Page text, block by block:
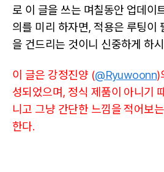
로 이 글을 쓰는 며칠동안 업데이
의를 미리 하자면, 적용은 루팅이
을 건드리는 것이니 신중하게 하
이 글은 강정진양 (@Ryuwoonn)
성되었으며, 정식 제품이 아니기
니고 그냥 간단한 느낌을 적어보
한다.